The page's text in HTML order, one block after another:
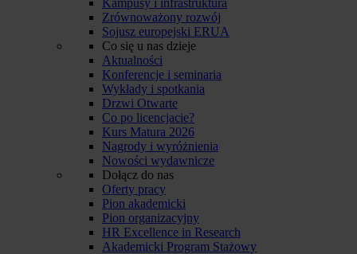
Zrównoważony rozwój
Sojusz europejski ERUA
Co się u nas dzieje
Aktualności
Konferencje i seminaria
Wykłady i spotkania
Drzwi Otwarte
Co po licencjacie?
Kurs Matura 2026
Nagrody i wyróżnienia
Nowości wydawnicze
Dołącz do nas
Oferty pracy
Pion akademicki
Pion organizacyjny
HR Excellence in Research
Akademicki Program Stażowy